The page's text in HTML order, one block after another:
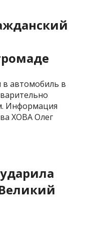
автомобиль в
Информация
ХОВА Олег